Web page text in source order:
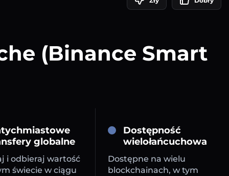
(Binance Smart
globalne
i odbieraj wartość
świecie w ciągu
Dostępność
wielołańcuchowa
Dostępne na wielu
blockchainach, w tym